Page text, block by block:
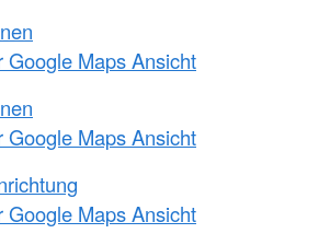
Google Maps Ansicht
Google Maps Ansicht
Google Maps Ansicht